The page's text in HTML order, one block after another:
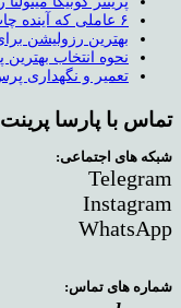
۶ عاملی که آینده چاپ سابلیمیشن را شکل می دهد
بهترین رزولیشن
نحوه انتخاب
تعمیر و نگهداری
تماس با پارسا پرینت
شبکه های اجتماعی:
Telegram
Instagram
WhatsApp
شماره های تماس: